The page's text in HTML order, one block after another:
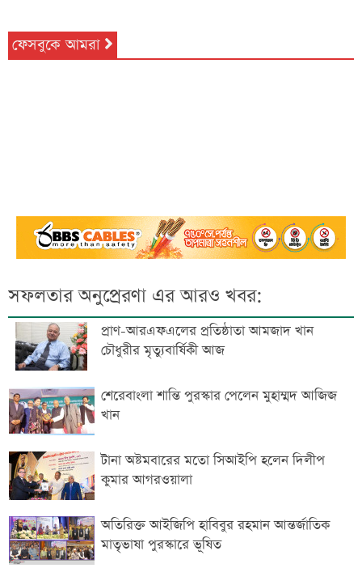
ফেসবুকে আমরা
সফলতার অনুপ্রেরণা এর আরও খবর:
প্রাণ-আরএফএলের প্রতিষ্ঠাতা আমজাদ খান
চৌধুরীর মৃত্যুবার্ষিকী আজ
শেরেবাংলা শান্তি পুরস্কার পেলেন মুহাম্মদ আজিজ
খান
টানা অষ্টমবারের মতো সিআইপি হলেন দিলীপ
কুমার আগরওয়ালা
অতিরিক্ত আইজিপি হাবিবুর রহমান আন্তর্জাতিক
মাতৃভাষা পুরস্কারে ভূষিত